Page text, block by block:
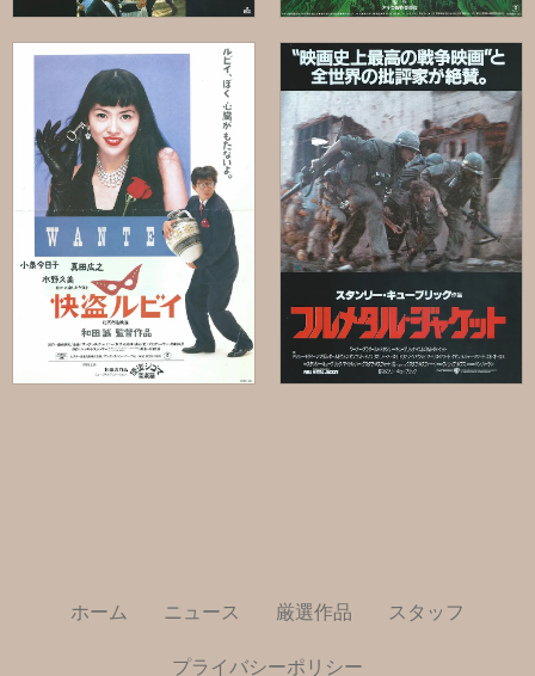
ホーム ニュース 厳選作品 スタッフ
プライバシーポリシー